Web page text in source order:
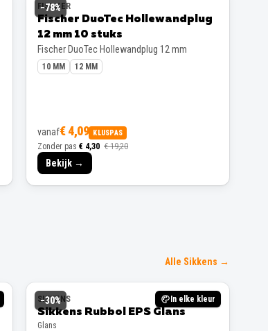
−78%
FISCHER
Fischer DuoTec Hollewandplug
12 mm 10 stuks
Fischer DuoTec Hollewandplug 12 mm
10 MM 12 MM
vanaf€ 4,09 KLUSPAS
Zonder pas € 4,30 € 19,20
Bekijk →
Alle Sikkens →
−30% In elke kleur
SIKKENS
Sikkens Rubbol EPS Glans
Glans